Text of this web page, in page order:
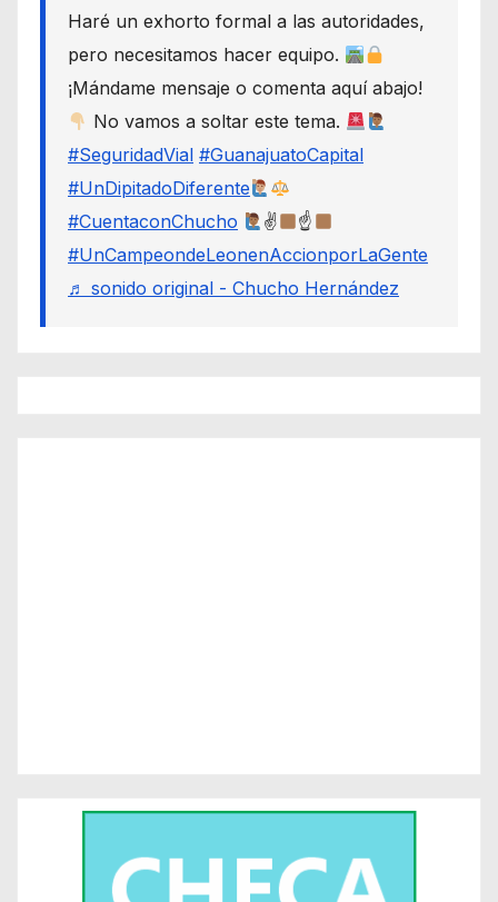
Haré un exhorto formal a las autoridades,
pero necesitamos hacer equipo.
¡Mándame mensaje o comenta aquí abajo!
No vamos a soltar este tema.
#SeguridadVial #GuanajuatoCapital
#UnDipitadoDiferente
#CuentaconChucho
✌
☝
#UnCampeondeLeonenAccionporLaGente
♬ sonido original - Chucho Hernández